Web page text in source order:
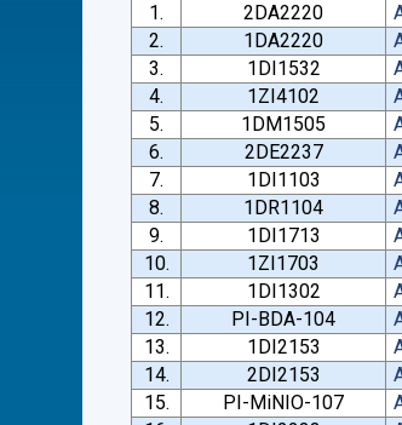
1.
2DA2220
2.
1DA2220
3.
1DI1532
4.
1ZI4102
5.
1DM1505
6.
2DE2237
7.
1DI1103
8.
1DR1104
9.
1DI1713
10.
1ZI1703
11.
1DI1302
12.
PI-BDA-104
13.
1DI2153
14.
2DI2153
15.
PI-MiNIO-107